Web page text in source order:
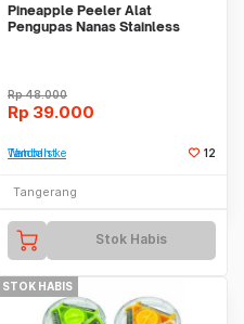
Pineapple Peeler Alat
Pengupas Nanas Stainless
Rp48.000
Rp 39.000
Tambah ke Watchlist 12
Tangerang
Stok Habis
STOK HABIS